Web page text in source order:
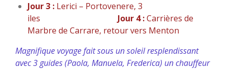
Jour 3 : Lerici – Portovenere, 3
iles Jour 4 :Carrières de
Marbre de Carrare, retour vers Menton
Magnifique voyage fait sous un soleil resplendissant
avec 3 guides (Paola, Manuela, Frederica) un chauffeur